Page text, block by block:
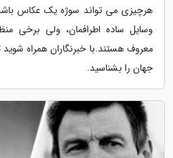
هرچیزی می تواند سوژه یک عکاس
وسایل ساده اطرافمان، ولی برخی
معروف هستند.با خبرنگاران همراه
جهان را بشناسید.